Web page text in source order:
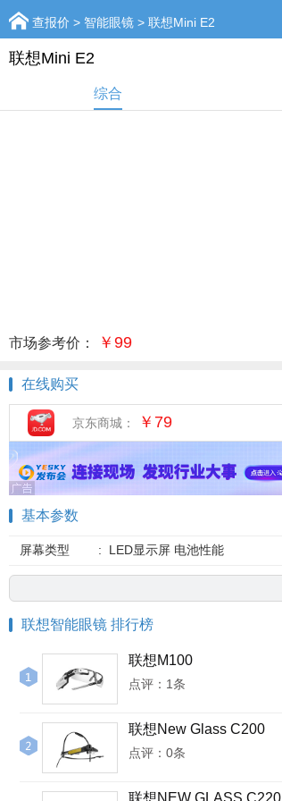
查报价 > 智能眼镜 > 联想Mini E2
联想Mini E2
综合
市场参考价： ￥99
在线购买
京东商城： ￥79
基本参数
屏幕类型 : LED显示屏 电池性能
联想智能眼镜 排行榜
联想M100
点评：1条
联想New Glass C200
点评：0条
联想NEW GLASS C220